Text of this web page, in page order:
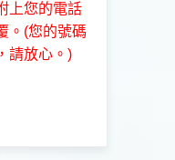
上您的電話
。(您的號碼
請放心。)